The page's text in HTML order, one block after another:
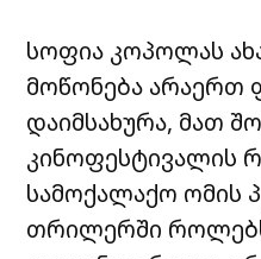
სოფია კოპოლას
მოწონება არაერთ
დაიმსახურა, მათ
კინოფესტივალის
სამოქალაქო ომის
თრილერში